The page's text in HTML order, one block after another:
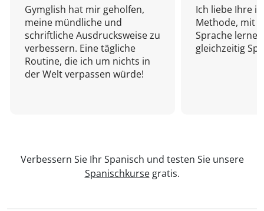
Gymglish hat mir geholfen,
meine mündliche und
schriftliche Ausdrucksweise zu
verbessern. Eine tägliche
Routine, die ich um nichts in
der Welt verpassen würde!
Ich liebe Ihre
Methode, mit
Sprache
gleichzeitig
Verbessern Sie Ihr Spanisch und testen Sie unsere
Spanischkursegratis.